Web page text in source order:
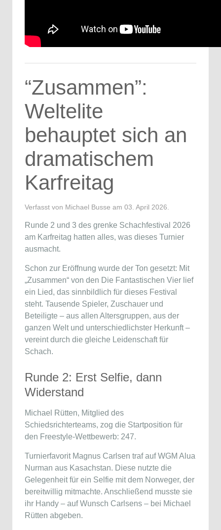
“Zusammen”:
Weltelite
behauptet sich an
dramatischem
Karfreitag
Verfasst von Michael Busse am 03. April 2026
Runde 2 und 3 des grenke Schachfestival 2026
am Karfreitag hatten alles, was dieses Turnier
ausmacht.
Schon zur Eröffnung wurde der Ton gesetzt: Mit
„Zusammen“ von den Die Fantastischen Vier lief
ein Lied, das sinnbildlich für dieses Festival
steht. Tausende Spieler, Zuschauer und
Beteiligte – aus allen Altersgruppen, aus der
ganzen Welt und unterschiedlichster Herkunft –
vereint durch die gleiche Leidenschaft für
Schach.
Runde 2: Erst Selfie, dann
Widerstand
Michael Rütten, Mitglied des
Schiedsrichterteams, zog die Startposition für
den Freestyle-Wettbewerb: 247.
Turnierfavorit Magnus Carlsen traf auf WGM Alua
Nurman aus Kasachstan. Diese nutzte die
Gelegenheit für ein Selfie mit dem Norweger, der
bereitwillig mitmachte. Anschließend musste sie
ihr Handy – auf Wunsch Carlsens – bei Michael
Rütten abgeben.